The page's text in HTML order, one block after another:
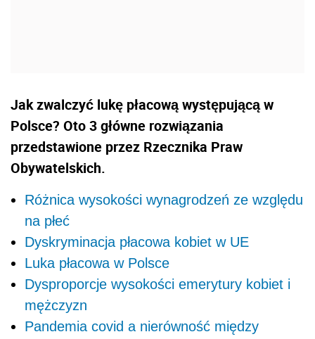
Jak zwalczyć lukę płacową występującą w
Polsce? Oto 3 główne rozwiązania
przedstawione przez Rzecznika Praw
Obywatelskich.
Różnica wysokości wynagrodzeń ze względu
na płeć
Dyskryminacja płacowa kobiet w UE
Luka płacowa w Polsce
Dysproporcje wysokości emerytury kobiet i
mężczyzn
Pandemia covid a nierówność między